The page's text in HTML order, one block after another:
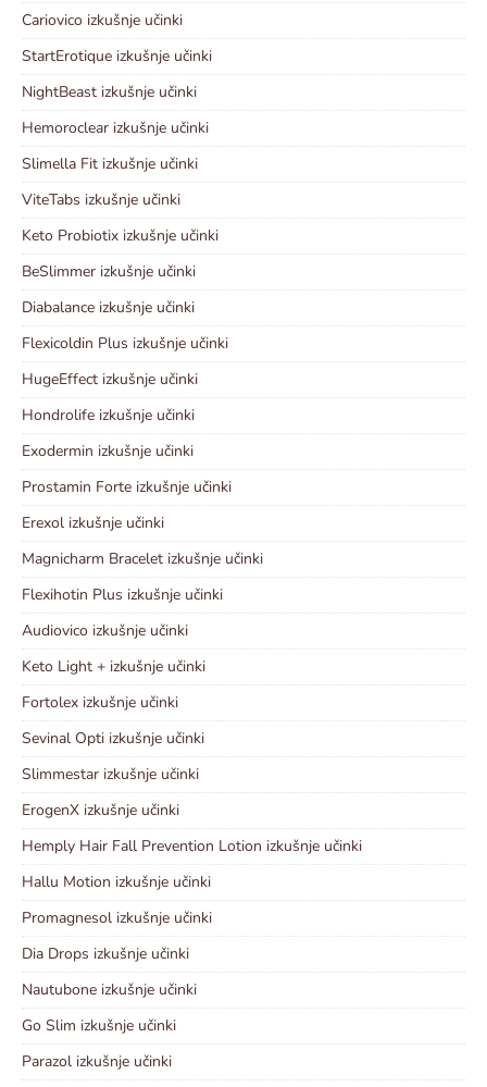
Cariovico izkušnje učinki
StartErotique izkušnje učinki
NightBeast izkušnje učinki
Hemoroclear izkušnje učinki
Slimella Fit izkušnje učinki
ViteTabs izkušnje učinki
Keto Probiotix izkušnje učinki
BeSlimmer izkušnje učinki
Diabalance izkušnje učinki
Flexicoldin Plus izkušnje učinki
HugeEffect izkušnje učinki
Hondrolife izkušnje učinki
Exodermin izkušnje učinki
Prostamin Forte izkušnje učinki
Erexol izkušnje učinki
Magnicharm Bracelet izkušnje učinki
Flexihotin Plus izkušnje učinki
Audiovico izkušnje učinki
Keto Light + izkušnje učinki
Fortolex izkušnje učinki
Sevinal Opti izkušnje učinki
Slimmestar izkušnje učinki
ErogenX izkušnje učinki
Hemply Hair Fall Prevention Lotion izkušnje učinki
Hallu Motion izkušnje učinki
Promagnesol izkušnje učinki
Dia Drops izkušnje učinki
Nautubone izkušnje učinki
Go Slim izkušnje učinki
Parazol izkušnje učinki